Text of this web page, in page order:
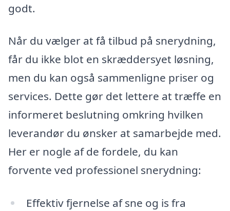
godt.
Når du vælger at få tilbud på snerydning,
får du ikke blot en skræddersyet løsning,
men du kan også sammenligne priser og
services. Dette gør det lettere at træffe en
informeret beslutning omkring hvilken
leverandør du ønsker at samarbejde med.
Her er nogle af de fordele, du kan
forvente ved professionel snerydning:
Effektiv fjernelse af sne og is fra